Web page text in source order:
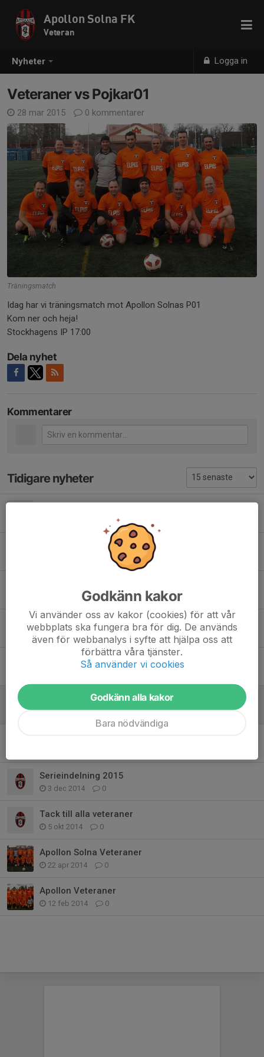
Nyheter Logga in
Apollon Solna FK
Veteran
Veteraner vs Pojkar01
28 mar 2015 0 kommentarer
Träningsmatch
Idag har vi träningsmatch mot Apollon Solnas P01
Kom ner och heja!
Stockhagens IP 17:00
Dela nyhet
Kommentarer
Tidigare nyheter
14 mar 2016 0
Flytt av veteranmatcher
6 aug 2015
Apollon P01 vs Apollon Veteraner
Veteraner vs Pojkar01
28 mar 2015 0
Serieindelning 2015
3 dec 2014 0
Tack till alla veteraner
5 okt 2014 0
Apollon Solna Veteraner
22 apr 2014 0
Apollon Veteraner
12 feb 2014 0
Godkänn kakor
Vi använder oss av kakor (cookies) för att vår
webbplats ska fungera bra för dig. De används
även för webbanalys i syfte att hjälpa oss att
förbättra våra tjänster.
Så använder vi cookies
Godkänn alla kakor
Bara nödvändiga